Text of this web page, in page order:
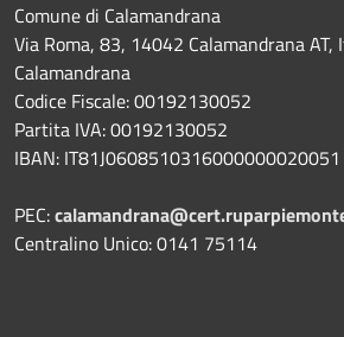
Comune di Calamandrana
Via Roma, 83, 14042 Calamandrana
Calamandrana
Codice Fiscale: 00192130052
Partita IVA: 00192130052
IBAN: IT81J0608510316000000020051
PEC:
Centralino Unico: 0141 75114